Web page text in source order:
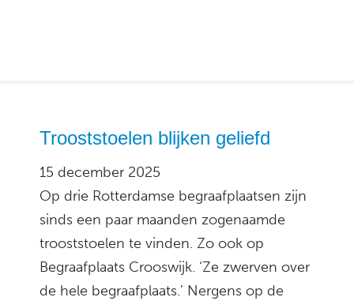
Trooststoelen blijken geliefd
15 december 2025
Op drie Rotterdamse begraafplaatsen zijn
sinds een paar maanden zogenaamde
trooststoelen te vinden. Zo ook op
Begraafplaats Crooswijk. ‘Ze zwerven over
de hele begraafplaats.’ Nergens op de